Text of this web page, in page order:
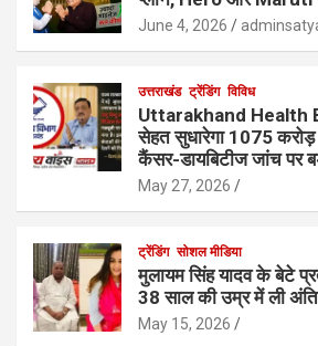
June 4, 2026
उत्तराखंड ट्रेंडिंग विविध
Uttarakhand Health
सेहत सुधारेगा 1075 करोड़
कैंसर-डायबिटीज जांच पर
May 27, 2026
ट्रेंडिंग सोशल मीडिया
मुलायम सिंह यादव के बेटे
38 साल की उम्र में ली
May 15, 2026